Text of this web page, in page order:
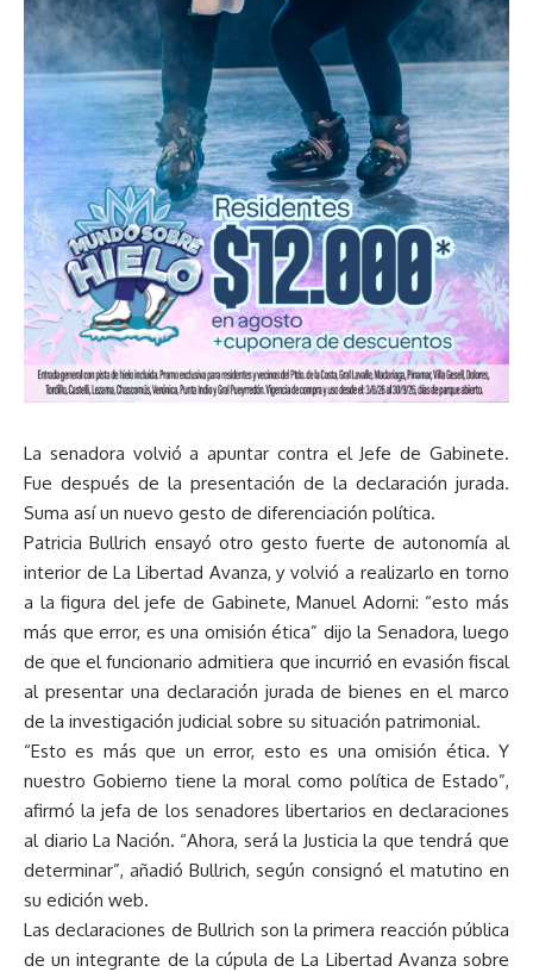
La senadora volvió a apuntar contra el Jefe de Gabinete.
Fue después de la presentación de la declaración jurada.
Suma así un nuevo gesto de diferenciación política.
Patricia Bullrich ensayó otro gesto fuerte de autonomía al
interior de La Libertad Avanza, y volvió a realizarlo en torno
a la figura del jefe de Gabinete, Manuel Adorni: “esto más
más que error, es una omisión ética” dijo la Senadora, luego
de que el funcionario admitiera que incurrió en evasión fiscal
al presentar una declaración jurada de bienes en el marco
de la investigación judicial sobre su situación patrimonial.
“Esto es más que un error, esto es una omisión ética. Y
nuestro Gobierno tiene la moral como política de Estado”,
afirmó la jefa de los senadores libertarios en declaraciones
al diario La Nación. “Ahora, será la Justicia la que tendrá que
determinar”, añadió Bullrich, según consignó el matutino en
su edición web.
Las declaraciones de Bullrich son la primera reacción pública
de un integrante de la cúpula de La Libertad Avanza sobre